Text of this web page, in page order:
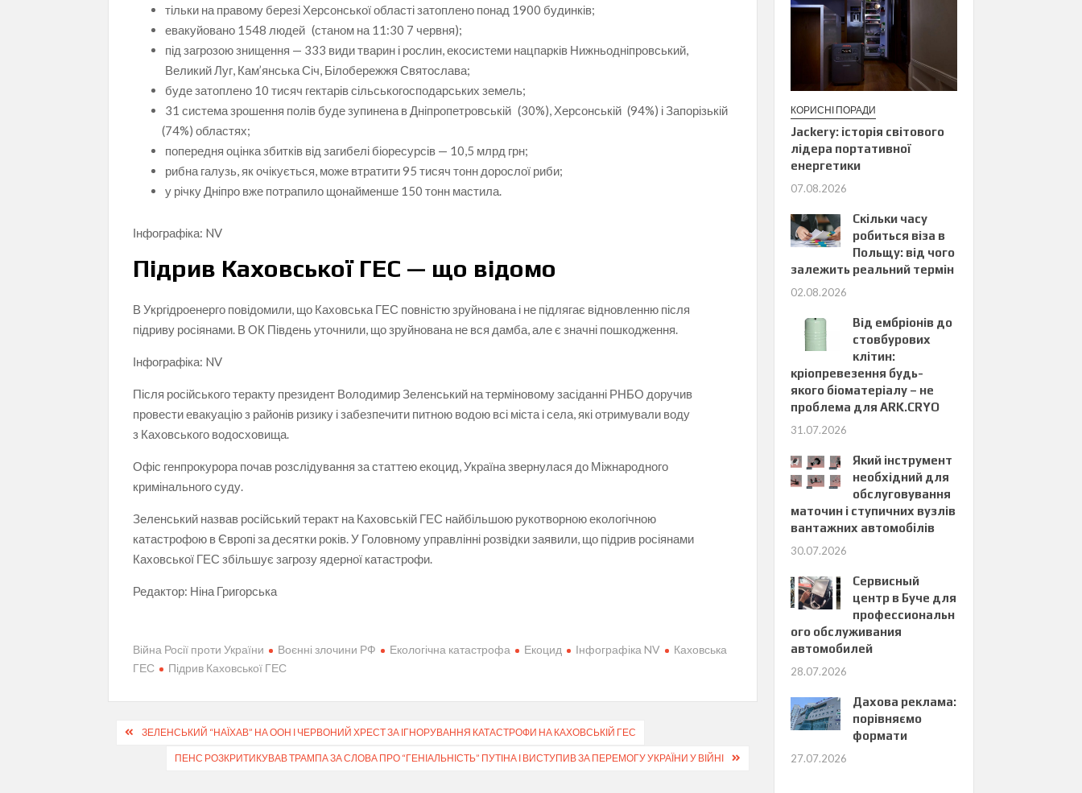
тільки на правому березі Херсонської області затоплено понад 1900 будинків;
евакуйовано 1548 людей (станом на 11:30 7 червня);
під загрозою знищення — 333 види тварин і рослин, екосистеми нацпарків Нижньодніпровський,
Великий Луг, Кам’янська Січ, Білобережжя Святослава;
буде затоплено 10 тисяч гектарів сільськогосподарських земель;
31 система зрошення полів буде зупинена в Дніпропетровській (30%), Херсонській (94%) і Запорізькій
(74%) областях;
попередня оцінка збитків від загибелі біоресурсів — 10,5 млрд грн;
рибна галузь, як очікується, може втратити 95 тисяч тонн дорослої риби;
у річку Дніпро вже потрапило щонайменше 150 тонн мастила.
Інфографіка: NV
Підрив Каховської ГЕС — що відомо
В Укргідроенерго повідомили, що Каховська ГЕС повністю зруйнована і не підлягає відновленню після
підриву росіянами. В ОК Південь уточнили, що зруйнована не вся дамба, але є значні пошкодження.
Інфографіка: NV
Після російського теракту президент Володимир Зеленський на терміновому засіданні РНБО доручив
провести евакуацію з районів ризику і забезпечити питною водою всі міста і села, які отримували воду
з Каховського водосховища.
Офіс генпрокурора почав розслідування за статтею екоцид, Україна звернулася до Міжнародного
кримінального суду.
Зеленський назвав російський теракт на Каховській ГЕС найбільшою рукотворною екологічною
катастрофою в Європі за десятки років. У Головному управлінні розвідки заявили, що підрив росіянами
Каховської ГЕС збільшує загрозу ядерної катастрофи.
Редактор: Ніна Григорська
Війна Росії проти України Воєнні злочини РФ Екологічна катастрофа Екоцид Інфографіка NV
Каховська
ГЕС
Підрив Каховської ГЕС
Навігація
записів
ЗЕЛЕНСЬКИЙ “НАЇХАВ” НА ООН І ЧЕРВОНИЙ ХРЕСТ ЗА ІГНОРУВАННЯ КАТАСТРОФИ НА КАХОВСЬКІЙ ГЕС
ПЕНС РОЗКРИТИКУВАВ ТРАМПА ЗА СЛОВА ПРО “ГЕНІАЛЬНІСТЬ” ПУТІНА І ВИСТУПИВ ЗА ПЕРЕМОГУ УКРАЇНИ У ВІЙНІ
КОРИСНІ ПОРАДИ
Jackery: історія світового
лідера портативної
енергетики
07.08.2026
Скільки часу
робиться віза в
Польщу: від чого
залежить реальний термін
02.08.2026
Від ембріонів до
стовбурових
клітин:
кріопревезення будь-
якого біоматеріалу – не
проблема для ARK.CRYO
31.07.2026
Який інструмент
необхідний для
обслуговування
маточин і ступичних вузлів
вантажних автомобілів
30.07.2026
Сервисный
центр в Буче для
профессиональн
ого обслуживания
автомобилей
28.07.2026
Дахова реклама:
порівняємо
формати
27.07.2026